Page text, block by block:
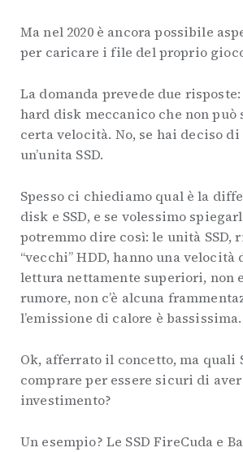
Ma nel 2020 è ancora possibile
per caricare i file del proprio
La domanda prevede due
hard disk meccanico che non può
certa velocità. No, se hai deciso
un’unita SSD.
Spesso ci chiediamo qual è la
disk e SSD, e se volessimo
potremmo dire così: le unità SSD,
“vecchi” HDD, hanno una
lettura nettamente superiori, non
rumore, non c’è alcuna
l’emissione di calore è bassissima.
Ok, afferrato il concetto, ma quali
comprare per essere sicuri di
investimento?
Un esempio? Le SSD FireCuda e